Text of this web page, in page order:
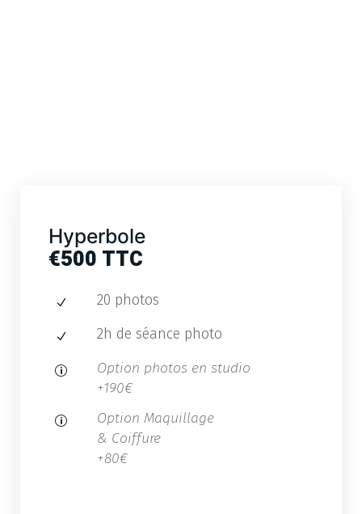
Hyperbole
€500 TTC
20 photos
2h de séance photo
Option photos en studio
+190€
Option Maquillage
& Coiffure
+80€